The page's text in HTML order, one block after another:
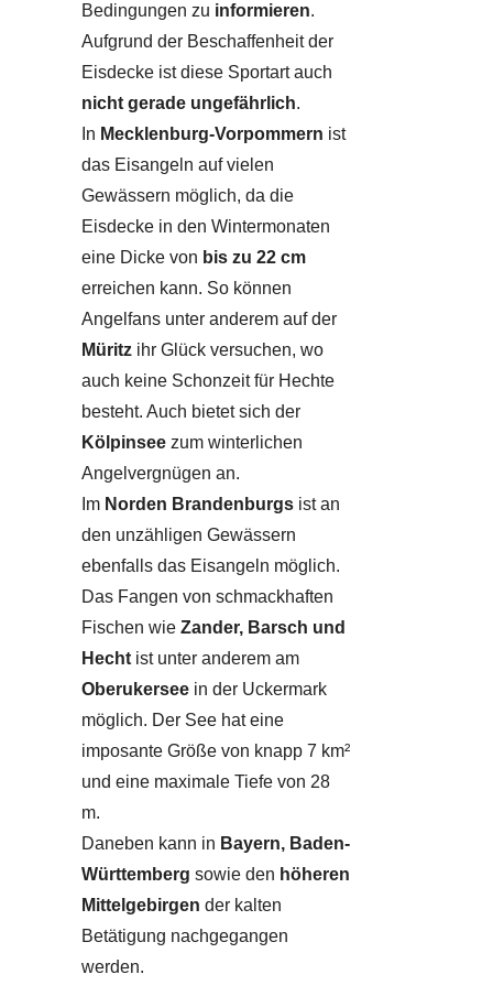
Bedingungen zu informieren.
Aufgrund der Beschaffenheit der
Eisdecke ist diese Sportart auch
nicht gerade ungefährlich.
In Mecklenburg-Vorpommern ist
das Eisangeln auf vielen
Gewässern möglich, da die
Eisdecke in den Wintermonaten
eine Dicke von bis zu 22 cm
erreichen kann. So können
Angelfans unter anderem auf der
Müritz ihr Glück versuchen, wo
auch keine Schonzeit für Hechte
besteht. Auch bietet sich der
Kölpinsee zum winterlichen
Angelvergnügen an.
Im Norden Brandenburgs ist an
den unzähligen Gewässern
ebenfalls das Eisangeln möglich.
Das Fangen von schmackhaften
Fischen wie Zander, Barsch und
Hecht ist unter anderem am
Oberukersee in der Uckermark
möglich. Der See hat eine
imposante Größe von knapp 7 km²
und eine maximale Tiefe von 28
m.
Daneben kann in Bayern, Baden-
Württemberg sowie den höheren
Mittelgebirgen der kalten
Betätigung nachgegangen
werden.